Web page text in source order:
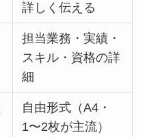
詳しく伝える
担当業務・実績・
スキル・資格の詳
細
自由形式（A4・
1〜2枚が主流）